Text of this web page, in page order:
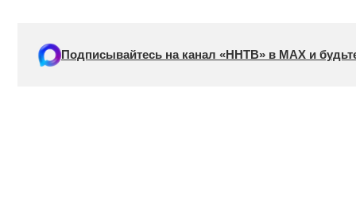
Подписывайтесь на канал «ННТВ» в МАХ и